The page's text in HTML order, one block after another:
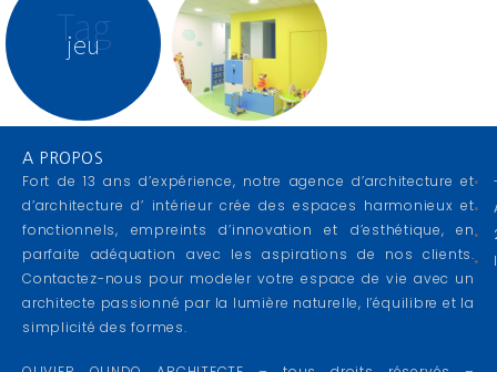
Tag
jeu
A PROPOS
Fort de 13 ans d’expérience, notre agence d’architecture et
d’architecture d’ intérieur crée des espaces harmonieux et
fonctionnels, empreints d’innovation et d’esthétique, en
parfaite adéquation avec les aspirations de nos clients.
Contactez-nous pour modeler votre espace de vie avec un
architecte passionné par la lumière naturelle, l’équilibre et la
simplicité des formes.